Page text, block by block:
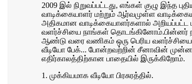
2009 இல் நிறுவப்பட்டது, எங்கள் குழு இந்த
வாடிக்கையாளர் மற்றும் ஆர்வமுள்ள
அதிகமான வாடிக்கையாளர்களால் அறியப்பட்ட
வளர்ச்சியை நாங்கள் தொடங்கினோம்.பின்னர்
ஆண்டு வரை வணிகம் ஒரு பெரிய
வீடியோ பேக்... போன்றவற்றின் சீனாவின்
எதிர்காலத்திற்கான பாதையில் இருக்கிறோம்.
1. முக்கியமாக வீடியோ பிரசுரத்தில்.